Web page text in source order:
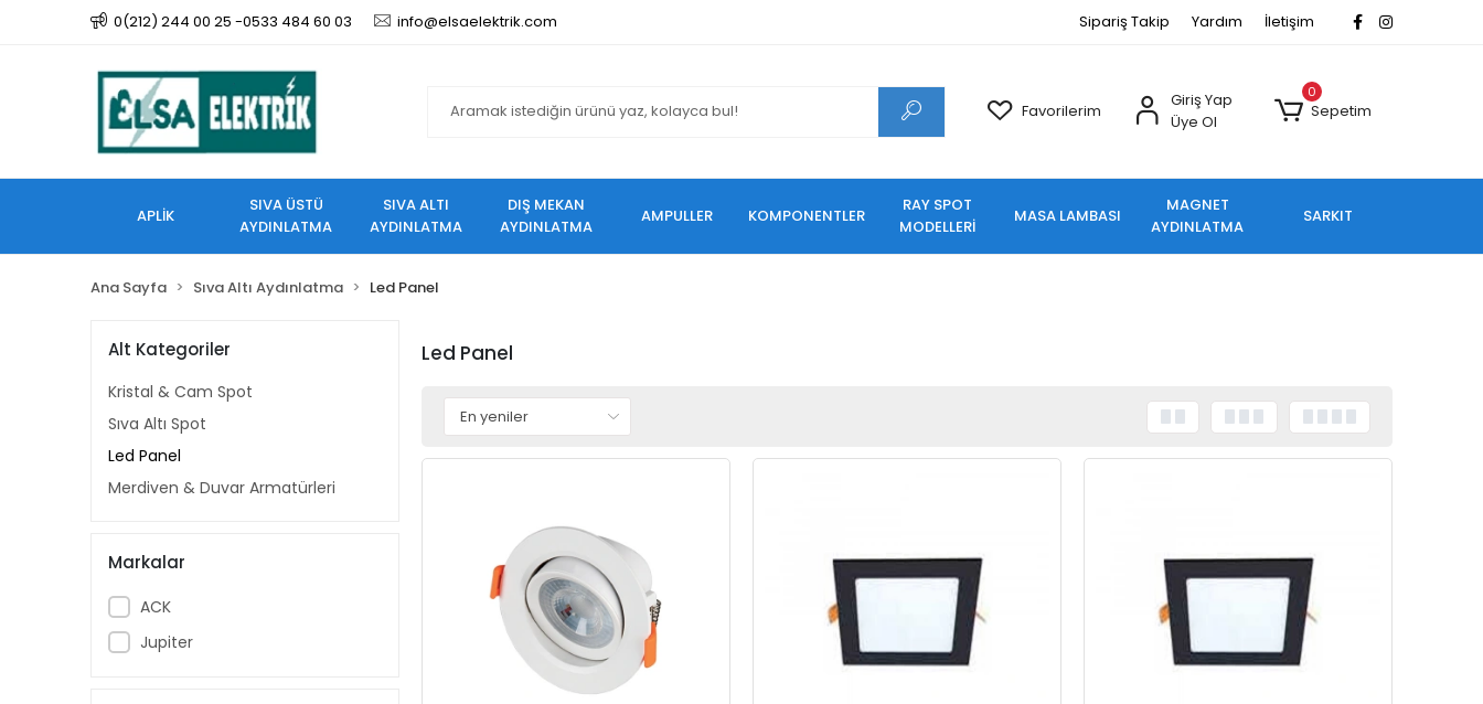
0(212) 244 00 25 -0533 484 60 03 info@elsaelektrik.com Sipariş Takip Yardım İletişim
Favorilerim
Giriş Yap
Üye Ol
0
Sepetim
APLİK
SIVA ÜSTÜ
AYDINLATMA
SIVA ALTI
AYDINLATMA
DIŞ MEKAN
AYDINLATMA
AMPULLER KOMPONENTLER
RAY SPOT
MODELLERİ
MASA LAMBASI
MAGNET
AYDINLATMA
SARKIT
Ana Sayfa Sıva Altı Aydınlatma Led Panel
Alt Kategoriler
Kristal & Cam Spot
Sıva Altı Spot
Led Panel
Merdiven & Duvar Armatürleri
Markalar
ACK
Jupiter
Led Panel